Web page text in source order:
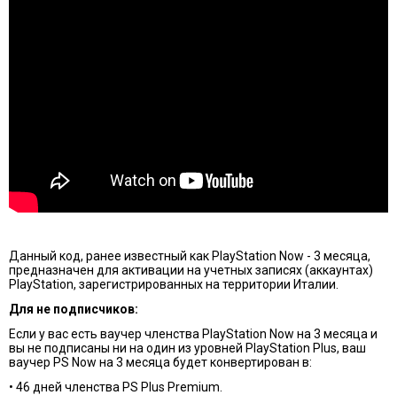
Данный код, ранее известный как PlayStation Now - 3 месяцa,
предназначен для активации на учетных записях (аккаунтах)
PlayStation, зарегистрированных на территории Италии.
Для не подписчиков:
Если у вас есть ваучер членства PlayStation Now на 3 месяца и
вы не подписаны ни на один из уровней PlayStation Plus, ваш
ваучер PS Now на 3 месяца будет конвертирован в:
• 46 дней членства PS Plus Premium.